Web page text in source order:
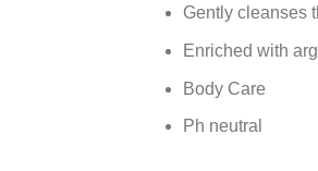
Gently cleanses
Enriched with
Body Care
Ph neutral